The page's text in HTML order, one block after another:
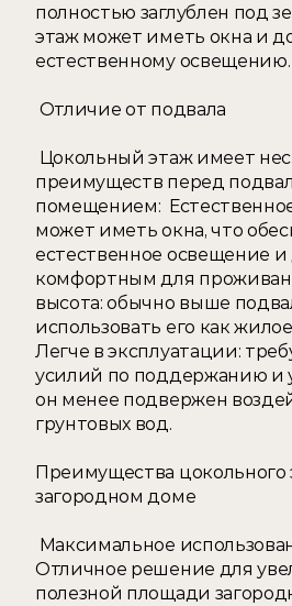
полностью заглублен под
этаж может иметь окна и
естественному освещению.
Отличие от подвала
преимуществ перед
помещением:
может иметь окна, что
естественное освещение и
комфортным для
высота: обычно выше
использовать его как
Легче в эксплуатации:
усилий по поддержанию и
он менее подвержен
грунтовых вод.
Преимущества цокольного
загородном доме
Отличное решение для
полезной площади